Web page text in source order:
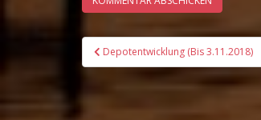
Beitrags-
Navigation
Depotentwicklung (Bis 3.11.2018)